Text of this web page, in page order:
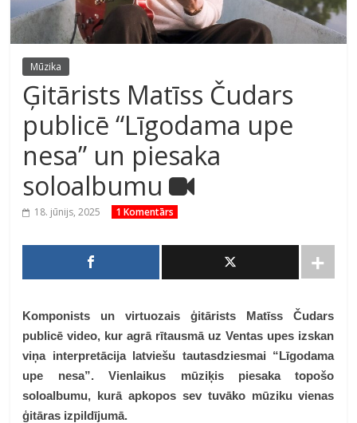
Mūzika
Ģitārists Matīss Čudars
publicē “Līgodama upe
nesa” un piesaka
soloalbumu
18. jūnijs, 2025 1 Komentārs
Komponists un virtuozais ģitārists Matīss Čudars
publicē video, kur agrā rītausmā uz Ventas upes izskan
viņa interpretācija latviešu tautasdziesmai “Līgodama
upe nesa”. Vienlaikus mūziķis piesaka topošo
soloalbumu, kurā apkopos sev tuvāko mūziku vienas
ģitāras izpildījumā.